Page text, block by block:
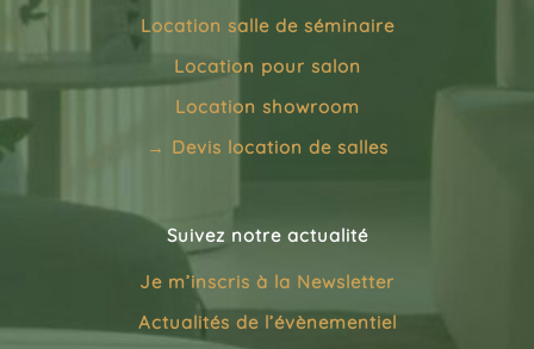
Location salle de séminaire
Location pour salon
Location showroom
→ Devis location de salles
Suivez notre actualité
Je m’inscris à la Newsletter
Actualités de l’évènementiel